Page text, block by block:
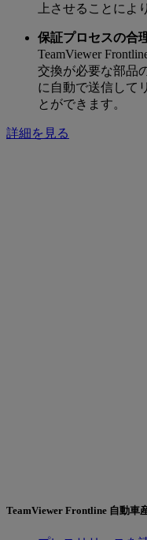
上させることによ
保証プロセスの合
TeamViewer
交換が必要な部品
に自動で送信して
とができます。
詳細を見る
TeamViewer Frontline 自動車